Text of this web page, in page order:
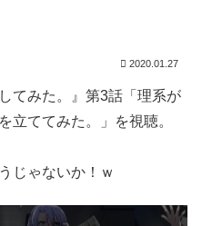
2020.01.27
てみた。』第3話「理系が
立ててみた。」を視聴。
じゃないか！ｗ